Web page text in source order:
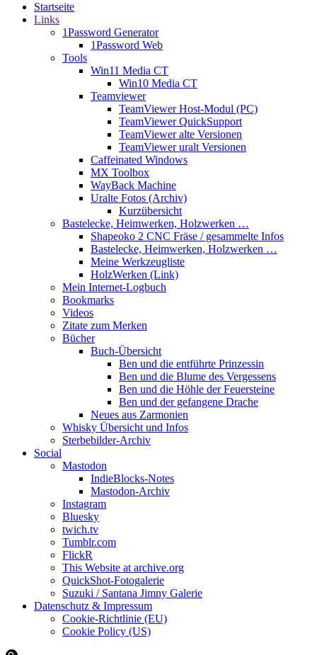
Startseite
Links
1Password Generator
1Password Web
Tools
Win11 Media CT
Win10 Media CT
Teamviewer
TeamViewer Host-Modul (PC)
TeamViewer QuickSupport
TeamViewer alte Versionen
TeamViewer uralt Versionen
Caffeinated Windows
MX Toolbox
WayBack Machine
Uralte Fotos (Archiv)
Kurzübersicht
Bastelecke, Heimwerken, Holzwerken …
Shapeoko 2 CNC Fräse / gesammelte Infos
Bastelecke, Heimwerken, Holzwerken …
Meine Werkzeugliste
HolzWerken (Link)
Mein Internet-Logbuch
Bookmarks
Videos
Zitate zum Merken
Bücher
Buch-Übersicht
Ben und die entführte Prinzessin
Ben und die Blume des Vergessens
Ben und die Höhle der Feuersteine
Ben und der gefangene Drache
Neues aus Zarmonien
Whisky Übersicht und Infos
Sterbebilder-Archiv
Social
Mastodon
IndieBlocks-Notes
Mastodon-Archiv
Instagram
Bluesky
twich.tv
Tumblr.com
FlickR
This Website at archive.org
QuickShot-Fotogalerie
Suzuki / Santana Jimny Galerie
Datenschutz & Impressum
Cookie-Richtlinie (EU)
Cookie Policy (US)